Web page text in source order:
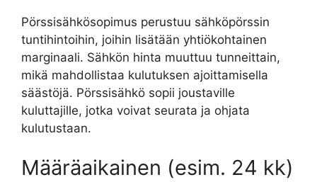
Pörssisähkösopimus perustuu sähköpörssin
tuntihintoihin, joihin lisätään yhtiökohtainen
marginaali. Sähkön hinta muuttuu tunneittain,
mikä mahdollistaa kulutuksen ajoittamisella
säästöjä. Pörssisähkö sopii joustaville
kuluttajille, jotka voivat seurata ja ohjata
kulutustaan.
Määräaikainen (esim. 24 kk)